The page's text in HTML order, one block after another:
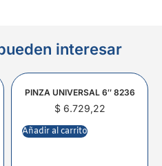
interesar
PINZA UNIVERSAL 6″ 8236
$6.729,22
Añadir al carrito